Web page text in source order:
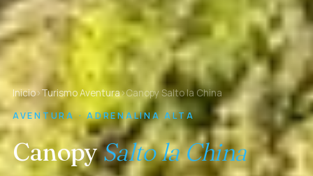
Inicio›Turismo Aventura›Canopy Salto la China
AVENTURA · ADRENALINA ALTA
CanopySalto la China